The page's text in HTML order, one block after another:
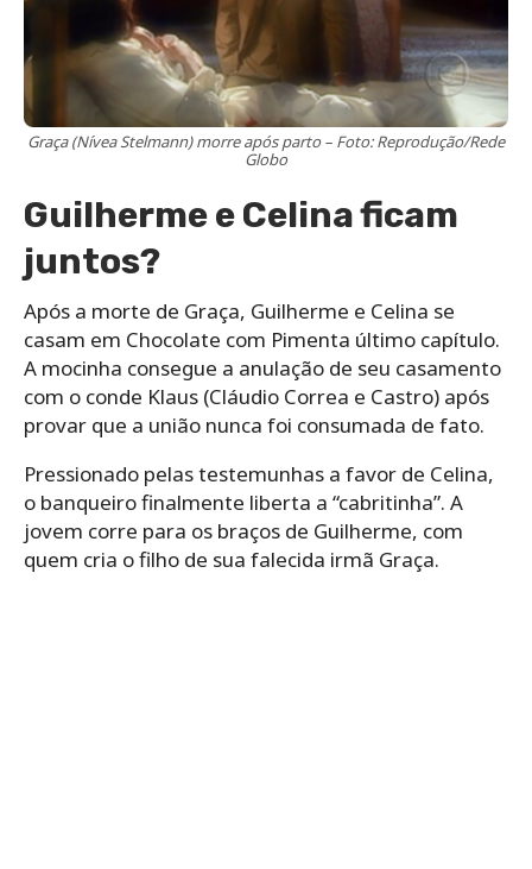
Graça (Nívea Stelmann) morre após parto – Foto: Reprodução/Rede
Globo
Guilherme e Celina ficam
juntos?
Após a morte de Graça, Guilherme e Celina se
casam em Chocolate com Pimenta último capítulo.
A mocinha consegue a anulação de seu casamento
com o conde Klaus (Cláudio Correa e Castro) após
provar que a união nunca foi consumada de fato.
Pressionado pelas testemunhas a favor de Celina,
o banqueiro finalmente liberta a “cabritinha”. A
jovem corre para os braços de Guilherme, com
quem cria o filho de sua falecida irmã Graça.